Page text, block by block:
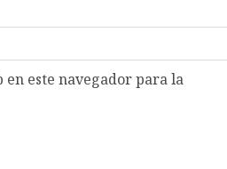
este navegador para la